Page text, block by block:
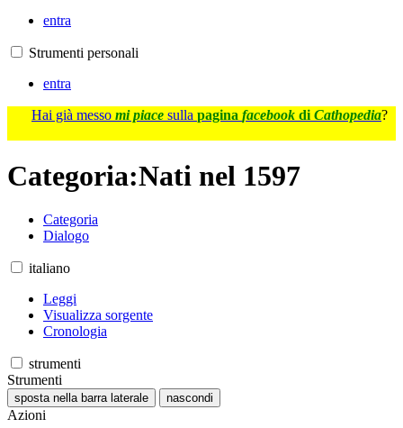
entra
Strumenti personali
entra
Hai già messo mi piace sulla pagina facebook di Cathopedia?
Categoria:Nati nel 1597
Categoria
Dialogo
italiano
Leggi
Visualizza sorgente
Cronologia
strumenti
Strumenti
sposta nella barra laterale nascondi
Azioni